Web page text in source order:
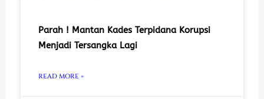
Parah ! Mantan Kades Terpidana Korupsi
Menjadi Tersangka Lagi
READ MORE »